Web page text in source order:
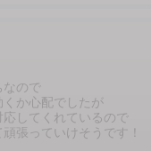
なので
か心配でしたが
応してくれているので
張っていけそうです！